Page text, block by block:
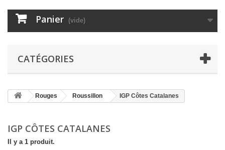
Panier (vide)
CATÉGORIES
Rouges Roussillon IGP Côtes Catalanes
IGP CÔTES CATALANES
Il y a 1 produit.